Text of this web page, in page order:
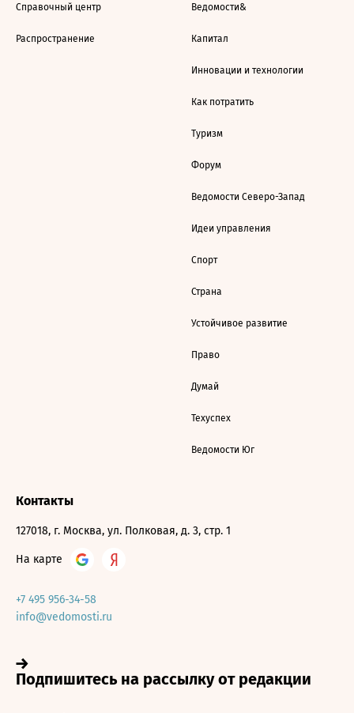
Справочный центр
Распространение
Ведомости&
Капитал
Инновации и технологии
Как потратить
Туризм
Форум
Ведомости Северо-Запад
Идеи управления
Спорт
Страна
Устойчивое развитие
Право
Думай
Техуспех
Ведомости Юг
Контакты
127018, г. Москва, ул. Полковая, д. 3, стр. 1
На карте
+7 495 956-34-58
info@vedomosti.ru